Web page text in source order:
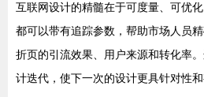
互联网设计的精髓在于可度量、可优
都可以带有追踪参数，帮助市场人员
折页的引流效果、用户来源和转化率
计迭代，使下一次的设计更具针对性和